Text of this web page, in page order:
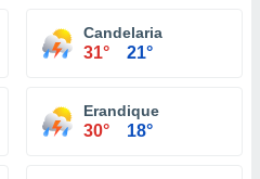
Candelaria
31° 21°
Erandique
30° 18°